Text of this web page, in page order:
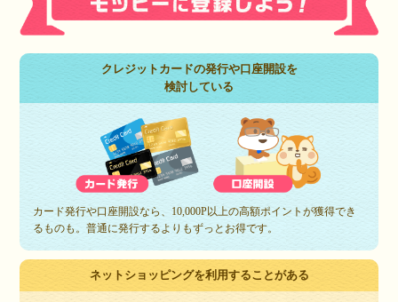
クレジットカードの発行や口座開設を
検討している
カード発行や口座開設なら、10,000P以上の高額ポイントが獲得でき
るものも。普通に発行するよりもずっとお得です。
ネットショッピングを利用することがある